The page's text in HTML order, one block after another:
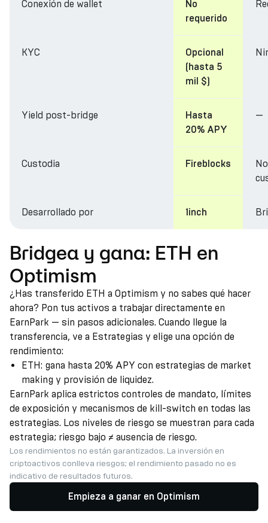
Conexión de wallet
No
requerido
KYC
Opcional
(hasta 5
mil $)
Yield post-bridge
Hasta
20% APY
—
Custodia Fireblocks
Desarrollado por 1inch
Bridgea y gana: ETH en
Optimism
¿Has transferido ETH a Optimism y no sabes qué hacer
ahora? Pon tus activos a trabajar directamente en
EarnPark — sin pasos adicionales. Cuando llegue la
transferencia, ve a Estrategias y elige una opción de
rendimiento:
ETH: gana hasta 20% APY con estrategias de market
making y provisión de liquidez.
EarnPark aplica estrictos controles de mandato, límites
de exposición y mecanismos de kill-switch en todas las
estrategias. Los niveles de riesgo se muestran para cada
estrategia; riesgo bajo ≠ ausencia de riesgo.
Los rendimientos no están garantizados. La inversión en
criptoactivos conlleva riesgos; el rendimiento pasado no es
indicativo de resultados futuros.
Empieza a ganar en Optimism